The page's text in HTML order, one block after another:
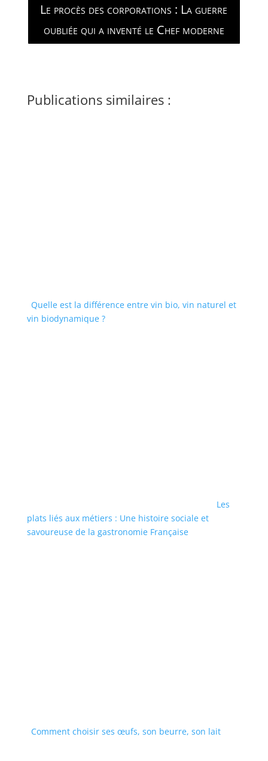
Le procès des corporations : La guerre
oubliée qui a inventé le Chef moderne
Publications similaires :
Quelle est la différence entre vin bio, vin naturel et
vin biodynamique ?
Les
plats liés aux métiers : Une histoire sociale et
savoureuse de la gastronomie Française
Comment choisir ses œufs, son beurre, son lait